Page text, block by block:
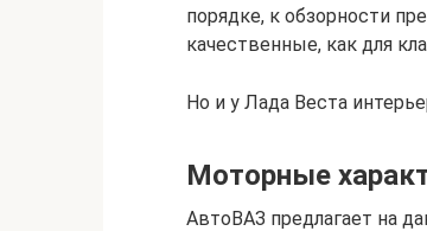
порядке, к обзорности
качественные, как для
Но и у Лада Веста
Моторные
АвтоВАЗ предлагает на